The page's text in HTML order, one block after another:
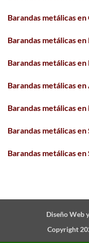
Barandas metálicas en
Barandas metálicas en
Barandas metálicas en
Barandas metálicas
Barandas metálicas
Barandas metálicas
Barandas metálicas
Diseño Web
Copyright